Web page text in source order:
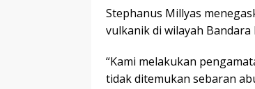
Stephanus Millyas
vulkanik di wilayah
“Kami melakukan
tidak ditemukan sebaran